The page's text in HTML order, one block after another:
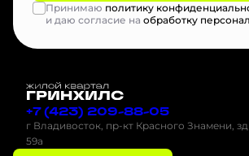
Принимаю политику
и даю согласие на обработку
+7 (423) 209-88-05
г Владивосток, пр-кт Красного Знамени, зд
59а